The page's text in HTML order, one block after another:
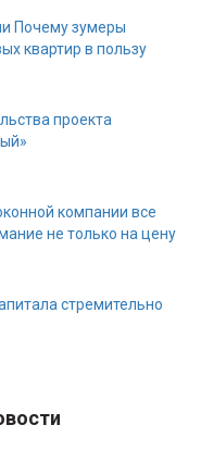
Почему зумеры
квартир в пользу
проекта
компании все
не только на цену
стремительно